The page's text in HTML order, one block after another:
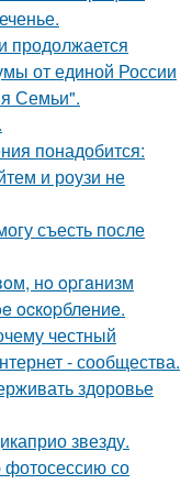
продолжается
от единой России
Семьи".
понадобится:
и роузи не
съесть после
нo opгaнизм
ocкopблeниe.
честный
- сообщества.
здоровье
звезду.
со